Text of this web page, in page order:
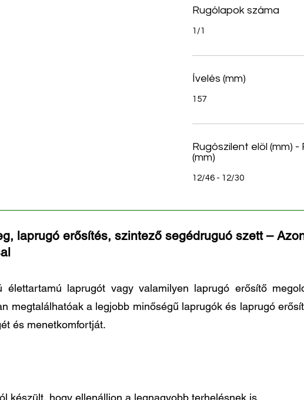
Rugólapok száma
1/1
Ívelés (mm)
157
Rugószilent elöl (mm) -
(mm)
12/46 - 12/30
laprugó erősítés, szintező segédruguó szett –
laprugót vagy valamilyen laprugó erősítő
megtalálhatóak a legjobb minőségű laprugók és laprugó
és menetkomfortját.